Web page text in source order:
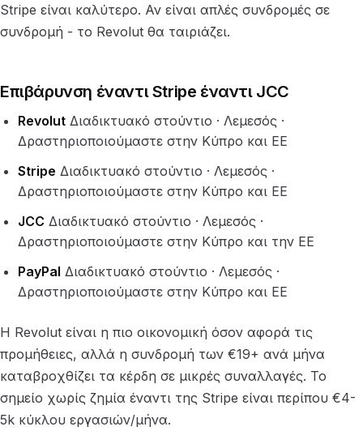
Stripe είναι καλύτερο. Αν είναι απλές συνδρομές σε
συνδρομή - το Revolut θα ταιριάζει.
Επιβάρυνση έναντι Stripe έναντι JCC
Revolut Διαδικτυακό στούντιο · Λεμεσός ·
Δραστηριοποιούμαστε στην Κύπρο και ΕΕ
Stripe Διαδικτυακό στούντιο · Λεμεσός ·
Δραστηριοποιούμαστε στην Κύπρο και ΕΕ
JCC Διαδικτυακό στούντιο · Λεμεσός ·
Δραστηριοποιούμαστε στην Κύπρο και την ΕΕ
PayPal Διαδικτυακό στούντιο · Λεμεσός ·
Δραστηριοποιούμαστε στην Κύπρο και ΕΕ
Η Revolut είναι η πιο οικονομική όσον αφορά τις
προμήθειες, αλλά η συνδρομή των €19+ ανά μήνα
καταβροχθίζει τα κέρδη σε μικρές συναλλαγές. Το
σημείο χωρίς ζημία έναντι της Stripe είναι περίπου €4-
5k κύκλου εργασιών/μήνα.